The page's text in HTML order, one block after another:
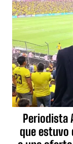
Periodista
que estuvo